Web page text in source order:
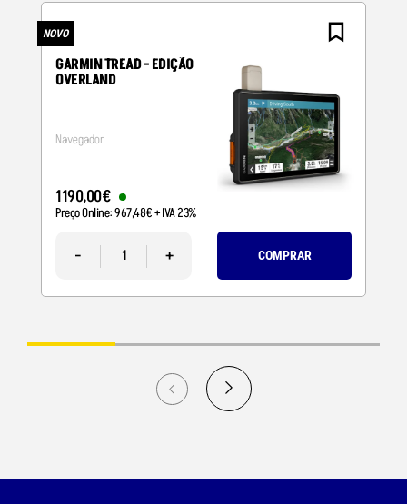
NOVO
GARMIN TREAD - EDIÇÃO
OVERLAND
Navegador
1190,00€
Preço Online:967,48€+ IVA 23%
- + COMPRAR